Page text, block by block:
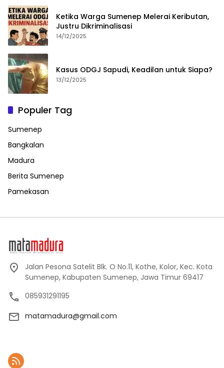
Ketika Warga Sumenep Melerai Keributan,
Justru Dikriminalisasi
14/12/2025
Kasus ODGJ Sapudi, Keadilan untuk Siapa?
13/12/2025
Populer Tag
Sumenep
Bangkalan
Madura
Berita Sumenep
Pamekasan
Jalan Pesona Satelit Blk. O No.11, Kothe, Kolor, Kec. Kota
Sumenep, Kabupaten Sumenep, Jawa Timur 69417
085931291195
matamadura@gmail.com